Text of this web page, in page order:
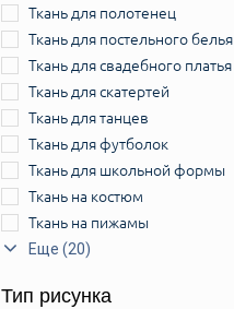
Ткань для полотенец
Ткань для постельного белья
Ткань для свадебного платья
Ткань для скатертей
Ткань для танцев
Ткань для футболок
Ткань для школьной формы
Ткань на костюм
Ткань на пижамы
Еще (20)
Тип рисунка